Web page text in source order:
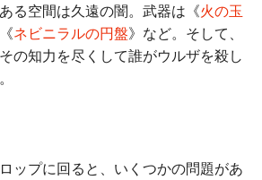
る空間は久遠の闇。武器は《火の玉
ネビニラルの円盤》など。そして、
の知力を尽くして誰がウルザを殺し
ップに回ると、いくつかの問題があ